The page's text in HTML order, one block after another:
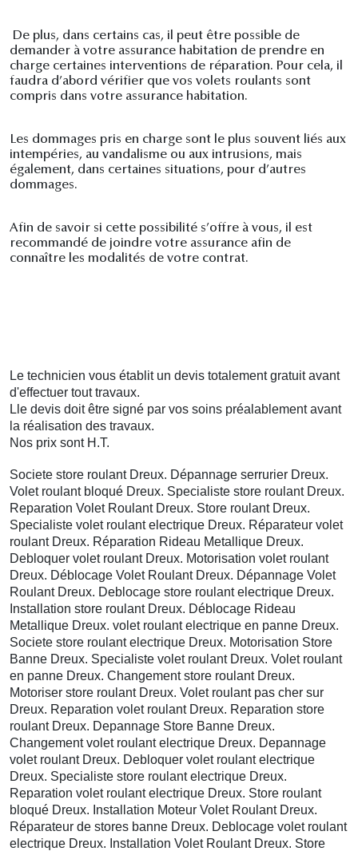
De plus, dans certains cas, il peut être possible de
demander à votre assurance habitation de prendre en
charge certaines interventions de réparation. Pour cela, il
faudra d’abord vérifier que vos volets roulants sont
compris dans votre assurance habitation.
Les dommages pris en charge sont le plus souvent liés aux
intempéries, au vandalisme ou aux intrusions, mais
également, dans certaines situations, pour d’autres
dommages.
Afin de savoir si cette possibilité s’offre à vous, il est
recommandé de joindre votre assurance afin de
connaître les modalités de votre contrat.
Le technicien vous établit un devis totalement gratuit avant
d'effectuer tout travaux.
Lle devis doit être signé par vos soins préalablement avant
la réalisation des travaux.
Nos prix sont H.T.
Societe store roulant Dreux. Dépannage serrurier Dreux.
Volet roulant bloqué Dreux. Specialiste store roulant Dreux.
Reparation Volet Roulant Dreux. Store roulant Dreux.
Specialiste volet roulant electrique Dreux. Réparateur volet
roulant Dreux. Réparation Rideau Metallique Dreux.
Debloquer volet roulant Dreux. Motorisation volet roulant
Dreux. Déblocage Volet Roulant Dreux. Dépannage Volet
Roulant Dreux. Deblocage store roulant electrique Dreux.
Installation store roulant Dreux. Déblocage Rideau
Metallique Dreux. volet roulant electrique en panne Dreux.
Societe store roulant electrique Dreux. Motorisation Store
Banne Dreux. Specialiste volet roulant Dreux. Volet roulant
en panne Dreux. Changement store roulant Dreux.
Motoriser store roulant Dreux. Volet roulant pas cher sur
Dreux. Reparation volet roulant Dreux. Reparation store
roulant Dreux. Depannage Store Banne Dreux.
Changement volet roulant electrique Dreux. Depannage
volet roulant Dreux. Debloquer volet roulant electrique
Dreux. Specialiste store roulant electrique Dreux.
Reparation volet roulant electrique Dreux. Store roulant
bloqué Dreux. Installation Moteur Volet Roulant Dreux.
Réparateur de stores banne Dreux. Deblocage volet roulant
electrique Dreux. Installation Volet Roulant Dreux. Store